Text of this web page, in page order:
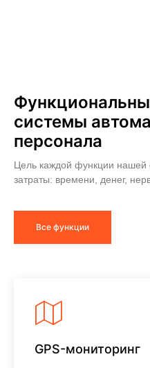
системы
персонала
Цель каждой функции нашей
затраты: времени, денег,
Все функции
GPS-мониторинг